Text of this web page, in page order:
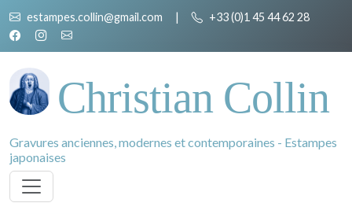
estampes.collin@gmail.com | +33 (0)1 45 44 62 28
Christian Collin
Gravures anciennes, modernes et contemporaines - Estampes
japonaises